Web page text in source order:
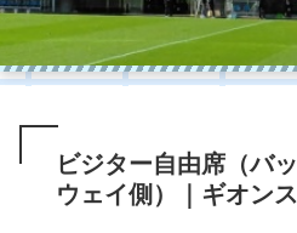
ビジター自由席（バ
ウェイ側）｜ギオン